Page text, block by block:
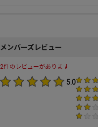
メンバーズレビュー
2件のレビューがあります
5.0